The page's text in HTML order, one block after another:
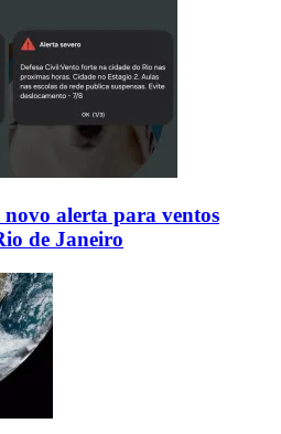
novo alerta para ventos
de Janeiro